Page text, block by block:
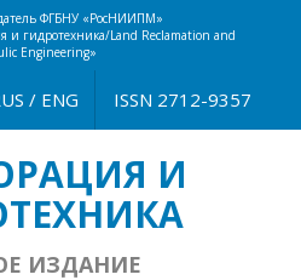
ФГБНУ «РосНИИПМ»
и гидротехника/Land Reclamation and
Engineering»
ISSN 2712-9357
/ ENG
И
ИЗДАНИЕ